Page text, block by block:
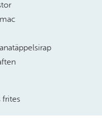
frites